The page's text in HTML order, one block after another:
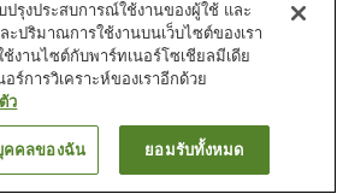
ต นครเกียวโต Framboise Kyoto
ค้นหาห้องพัก
ปรุงประสบการณ์ใช้งานของผู้ใช้ และ
ะปริมาณการใช้งานบนเว็บไซต์ของเรา
ช้งานไซต์กับพาร์ทเนอร์โซเชียลมีเดีย
ร์การวิเคราะห์ของเราอีกด้วย
ว
คคลของฉัน ยอมรับทั้งหมด